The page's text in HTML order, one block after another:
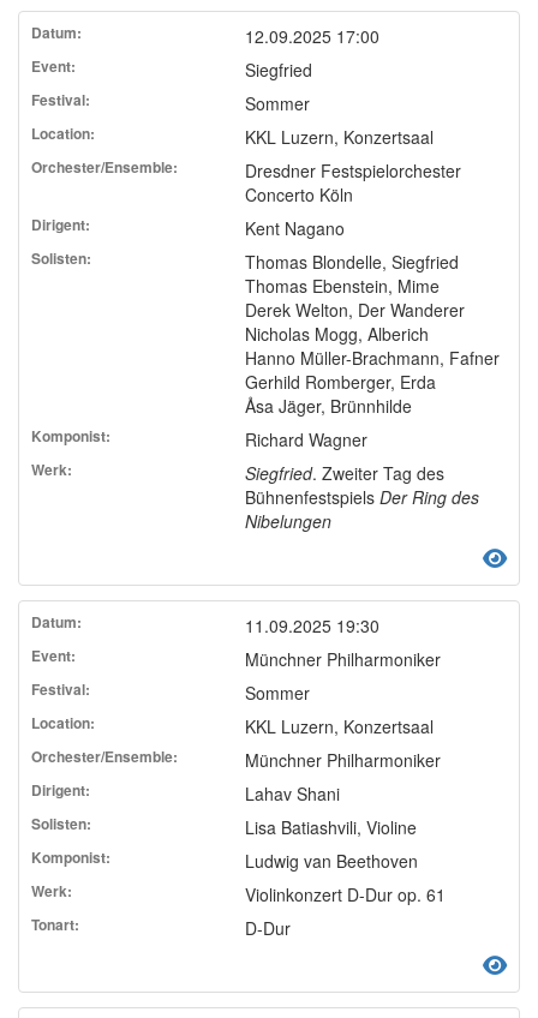
12.09.2025 17:00
Siegfried
Sommer
KKL Luzern, Konzertsaal
Dresdner Festspielorchester
Concerto Köln
Kent Nagano
Thomas Blondelle, Siegfried
Thomas Ebenstein, Mime
Derek Welton, Der Wanderer
Nicholas Mogg, Alberich
Hanno Müller-Brachmann, Fafner
Gerhild Romberger, Erda
Åsa Jäger, Brünnhilde
Richard Wagner
Siegfried. Zweiter Tag des
BühnenfestspielsDer Ring des
Nibelungen
11.09.2025 19:30
Münchner Philharmoniker
Sommer
KKL Luzern, Konzertsaal
Münchner Philharmoniker
Lahav Shani
Lisa Batiashvili, Violine
Ludwig van Beethoven
Violinkonzert D-Dur op. 61
D-Dur